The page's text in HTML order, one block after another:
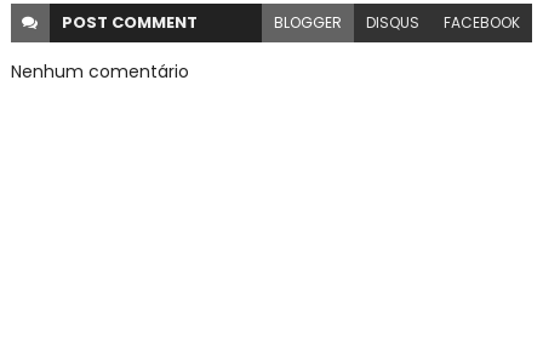
POST COMMENT BLOGGER DISQUS FACEBOOK
Nenhum comentário